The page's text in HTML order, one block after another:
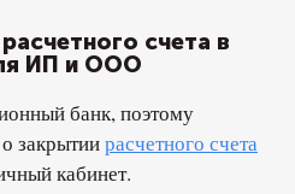
счета в
ИП и ООО
банк, поэтому
закрытиирасчетного счета
кабинет.